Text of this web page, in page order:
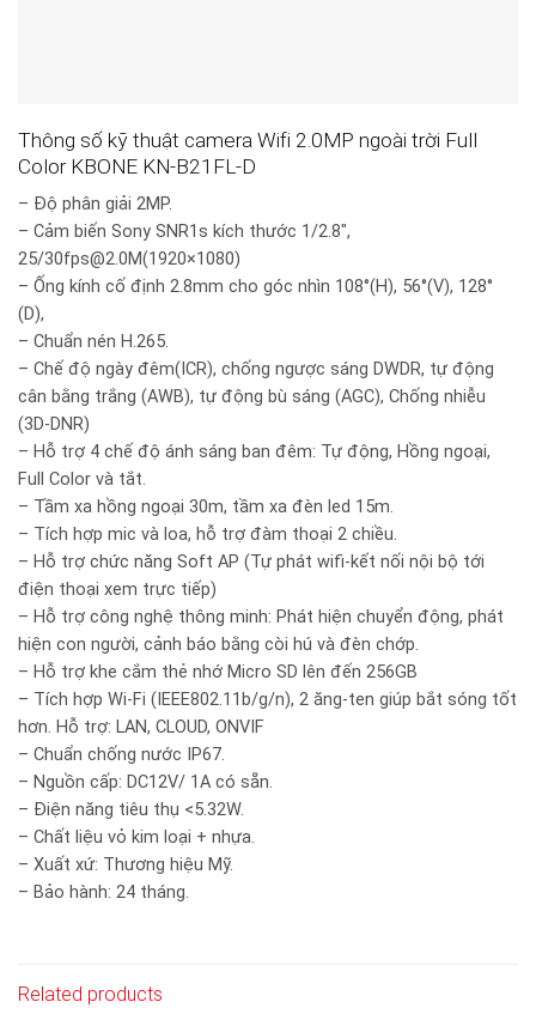
Thông số kỹ thuật camera Wifi 2.0MP ngoài trời Full
Color KBONE KN-B21FL-D
– Độ phân giải 2MP.
– Cảm biến Sony SNR1s kích thước 1/2.8″,
25/30fps@2.0M(1920×1080)
– Ống kính cố định 2.8mm cho góc nhìn 108°(H), 56°(V), 128°
(D),
– Chuẩn nén H.265.
– Chế độ ngày đêm(ICR), chống ngược sáng DWDR, tự động
cân bằng trắng (AWB), tự động bù sáng (AGC), Chống nhiễu
(3D-DNR)
– Hỗ trợ 4 chế độ ánh sáng ban đêm: Tự động, Hồng ngoại,
Full Color và tắt.
– Tầm xa hồng ngoại 30m, tầm xa đèn led 15m.
– Tích hợp mic và loa, hỗ trợ đàm thoại 2 chiều.
– Hỗ trợ chức năng Soft AP (Tự phát wifi-kết nối nội bộ tới
điện thoại xem trực tiếp)
– Hỗ trợ công nghệ thông minh: Phát hiện chuyển động, phát
hiện con người, cảnh báo bằng còi hú và đèn chớp.
– Hỗ trợ khe cắm thẻ nhớ Micro SD lên đến 256GB
– Tích hợp Wi-Fi (IEEE802.11b/g/n), 2 ăng-ten giúp bắt sóng tốt
hơn. Hỗ trợ: LAN, CLOUD, ONVIF
– Chuẩn chống nước IP67.
– Nguồn cấp: DC12V/ 1A có sẵn.
– Điện năng tiêu thụ <5.32W.
– Chất liệu vỏ kim loại + nhựa.
– Xuất xứ: Thương hiệu Mỹ.
– Bảo hành: 24 tháng.
Related products